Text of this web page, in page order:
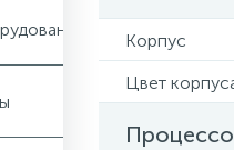
Корпус
Цвет